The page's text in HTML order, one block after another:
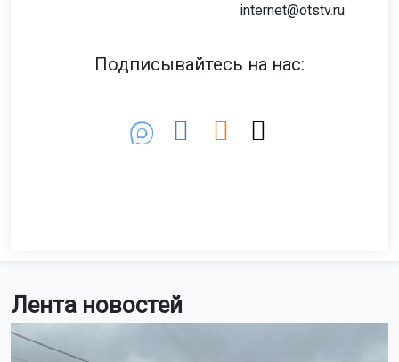
Лента новостей
internet@otstv.ru
Подписывайтесь на нас: